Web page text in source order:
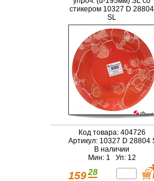
стикером 10327 D 28804
SL
Код товара: 404726
Артикул: 10327 D 28804
В наличии
Мин: 1 Уп: 12
159 28